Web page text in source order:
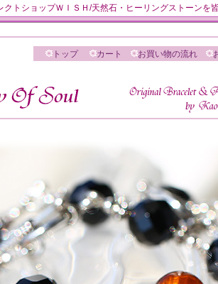
トショップＷＩＳＨ/天然石・ヒーリングストーンを
トップ カート お買い物の流れ